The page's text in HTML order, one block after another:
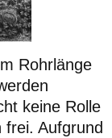
Rohrlänge
keine Rolle
Aufgrund